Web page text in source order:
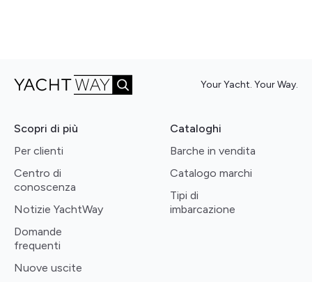
Your Yacht. Your Way.
Scopri di più
Per clienti
Centro di
conoscenza
Notizie YachtWay
Domande
frequenti
Nuove uscite
Cataloghi
Barche in vendita
Catalogo marchi
Tipi di
imbarcazione